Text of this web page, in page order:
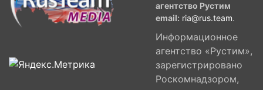
агентство Рустим
email: ria@rus.team.
Информационное
агентство «Рустим»,
зарегистрировано
Роскомнадзором,